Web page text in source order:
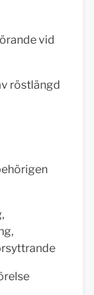
vid
röstlängd